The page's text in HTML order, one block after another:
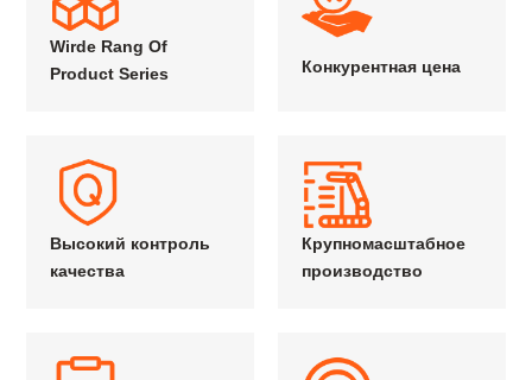
Wirde Rang Of
Product Series
Конкурентная цена
Высокий контроль
качества
Крупномасштабное
производство